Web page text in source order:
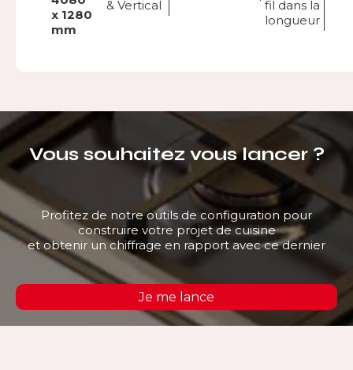
x 1280
mm
& Vertical
fil dans la
longueur
Vous souhaitez vous lancer ?
Profitez de notre outils de configuration pour
construire votre projet de cuisine
et obtenir un chiffrage en rapport avec ce dernier
Je me lance